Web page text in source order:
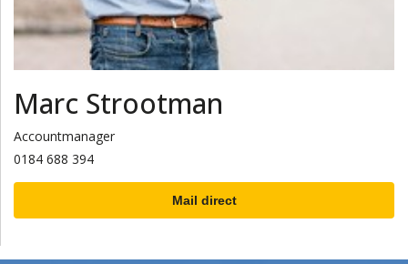
Marc Strootman
Accountmanager
0184 688 394
Mail direct